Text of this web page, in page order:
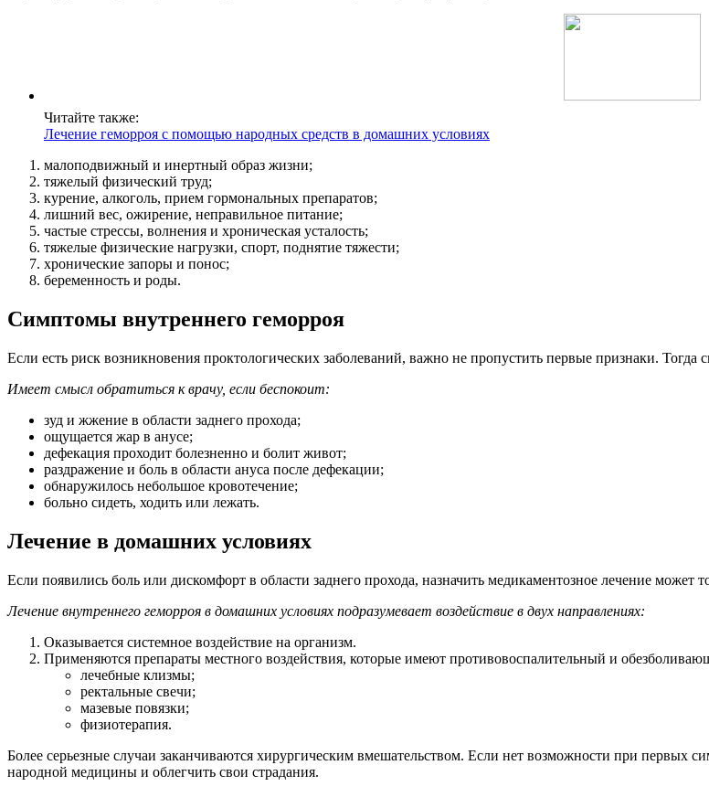
Читайте также:
Лечение геморроя с помощью народных средств в домашних условиях
малоподвижный и инертный образ жизни;
тяжелый физический труд;
курение, алкоголь, прием гормональных препаратов;
лишний вес, ожирение, неправильное питание;
частые стрессы, волнения и хроническая усталость;
тяжелые физические нагрузки, спорт, поднятие тяжести;
хронические запоры и понос;
беременность и роды.
Симптомы внутреннего геморроя
Если есть риск возникновения проктологических заболеваний, важно не пропустить первые признаки. Тогда
Имеет смысл обратиться к врачу, если беспокоит:
зуд и жжение в области заднего прохода;
ощущается жар в анусе;
дефекация проходит болезненно и болит живот;
раздражение и боль в области ануса после дефекации;
обнаружилось небольшое кровотечение;
больно сидеть, ходить или лежать.
Лечение в домашних условиях
Если появились боль или дискомфорт в области заднего прохода, назначить медикаментозное лечение может
Лечение внутреннего геморроя в домашних условиях подразумевает воздействие в двух направлениях:
Оказывается системное воздействие на организм.
Применяются препараты местного воздействия, которые имеют противовоспалительный и
лечебные клизмы;
ректальные свечи;
мазевые повязки;
физиотерапия.
Более серьезные случаи заканчиваются хирургическим вмешательством. Если нет возможности при первых
народной медицины и облегчить свои страдания.